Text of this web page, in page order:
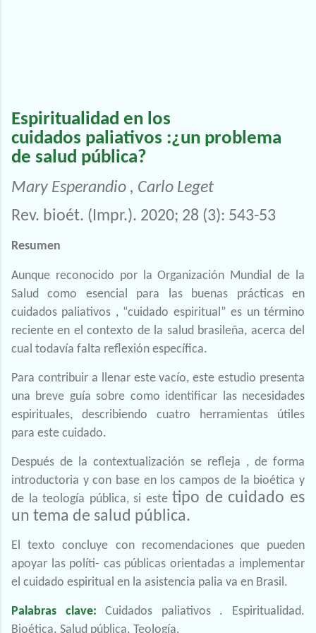
Espiritualidad en los
cuidados paliativos :¿un problema
de salud pública?
Mary Esperandio , Carlo Leget
Rev. bioét. (Impr.). 2020; 28 (3): 543-53
Resumen
Aunque reconocido por la Organización Mundial de la
Salud como esencial para las buenas prácticas en
cuidados paliativos , “cuidado espiritual” es un término
reciente en el contexto de la salud brasileña, acerca del
cual todavía falta reflexión específica.
Para contribuir a llenar este vacío, este estudio presenta
una breve guía sobre como identificar las necesidades
espirituales, describiendo cuatro herramientas útiles
para este cuidado.
Después de la contextualización se refleja , de forma
introductoria y con base en los campos de la bioética y
de la teología pública, si estetipo de cuidado es
un tema de salud pública.
El texto concluye con recomendaciones que pueden
apoyar las políti- cas públicas orientadas a implementar
el cuidado espiritual en la asistencia palia va en Brasil.
Palabras clave:Cuidados paliativos . Espiritualidad.
Bioética. Salud pública. Teología.